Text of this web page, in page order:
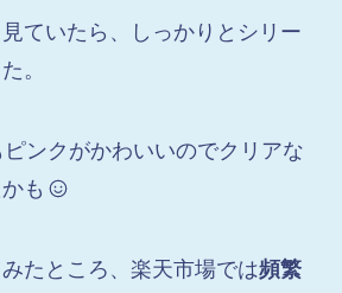
ていたら、しっかりとシリー
。
ンクがかわいいのでクリアな
も
たところ、楽天市場では頻繁